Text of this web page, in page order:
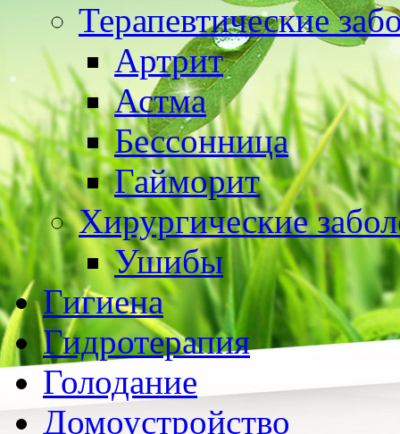
Терапевтические
Артрит
Астма
Бессонница
Гайморит
Хирургические
Ушибы
Гигиена
Гидротерапия
Голодание
Домоустройство